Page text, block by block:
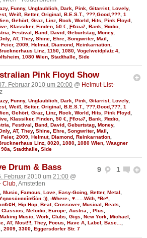
, Funny, Unglaublich, Dark, Pink, Gitarrist, Lovely,
, Weiß, Better, Original, B.E.S.T., ???,Good,???, 1
, Gehört, Graz, Linz, Rock, World, Hits, Pink Floyd,
, Klassiker, Finden, 50 €, Ƒℓσω7, Bank, Яαdϊo,
, Festival, Band, David, Geburtstag, Money,
, AT, They, Shine, Ehre, Songwriter, Mail,
Feier, 2009, Helmut, Diamond, Reinkarnation,
Linz, 1150, 1080, Vogelweidplatz 4,
, 1080 Wien, Stadthalle, Side
Pink Floyd Show
Februar 2010 um 20:00 @ Helmut-List-
, Funny, Unglaublich Dark Pink Gitarrist, Lovely,
, Weiß Better, Original B.E.S.T. ???,Good,??? 1
Gehört, Graz Linz Rock World Hits Pink Floyd
Klassiker, Finden 50 € Ƒℓσω7 Bank Яαdϊo
Festival Band David Geburtstag Money,
, AT, They, Shine Ehre Songwriter, Mail
Feier, 2009 Helmut, Diamond Reinkarnation
Linz 8020 1080 1080 Wien Waagner
Stadthalle Side
9 1
Drum & Bass
Februar 2010 um 21:00 @
Club, Amstetten
Music Famous Love Easy-Going Better, Metal
:)) -Where- ♥......With *Be*
Hip Hop Beat, Crossover, Musical Beats
Classics Melodic Europe Austria , Plus
Making Music Work Clubs Gigs New York Michael
AT, Most!!! They, Focus Have A Label Base...
2009 3300 Eggersdorfer Str. 7